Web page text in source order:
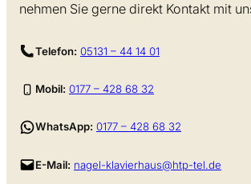
nehmen Sie gerne direkt Kontakt mit
Telefon: 05131 – 44 14 01
Mobil: 0177 – 428 68 32
WhatsApp: 0177 – 428 68 32
E-Mail: nagel-klavierhaus@htp-tel.de